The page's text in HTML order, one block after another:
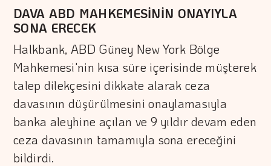
DAVA ABD MAHKEMESİNİN ONAYIYLA
SONA ERECEK
Halkbank, ABD Güney New York Bölge
Mahkemesi'nin kısa süre içerisinde müşterek
talep dilekçesini dikkate alarak ceza
davasının düşürülmesini onaylamasıyla
banka aleyhine açılan ve 9 yıldır devam eden
ceza davasının tamamıyla sona ereceğini
bildirdi.